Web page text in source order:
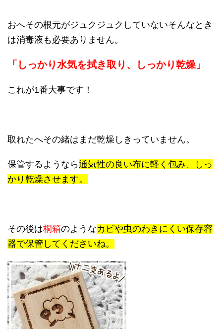
おへその根元がジュクジュクしていないそんなとき
は消毒液も必要ありません。
「しっかり水気を拭き取り、しっかり乾燥」
これが1番大事です！
取れたへその緒はまだ乾燥しきっていません。
保管するようなら通気性の良い布に軽く包み、
しっ
かり乾燥させます。
その後は桐箱のようなカビや虫のわきにくい保存容
器で保管してくださいね。